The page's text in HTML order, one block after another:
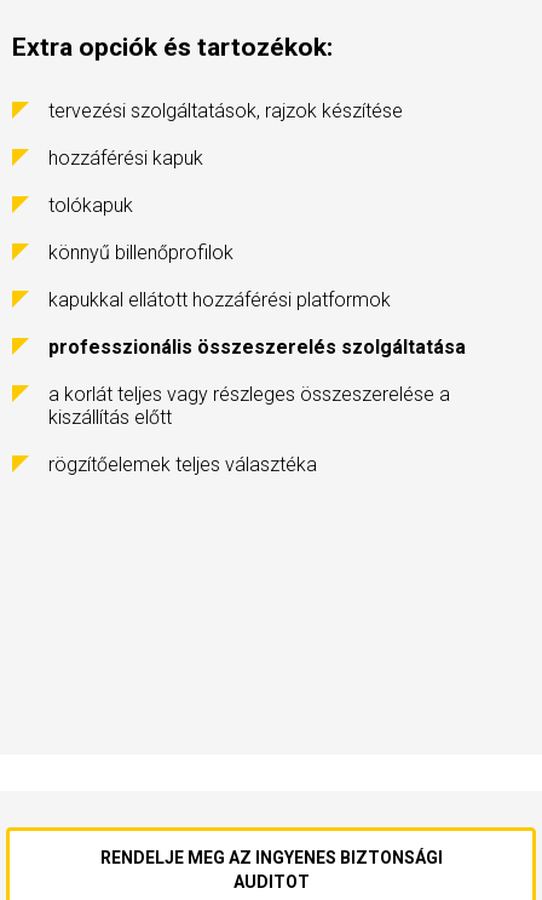
Extra opciók és tartozékok:
tervezési szolgáltatások, rajzok készítése
hozzáférési kapuk
tolókapuk
könnyű billenőprofilok
kapukkal ellátott hozzáférési platformok
professzionális összeszerelés szolgáltatása
a korlát teljes vagy részleges összeszerelése a
kiszállítás előtt
rögzítőelemek teljes választéka
RENDELJE MEG AZ INGYENES BIZTONSÁGI
AUDITOT